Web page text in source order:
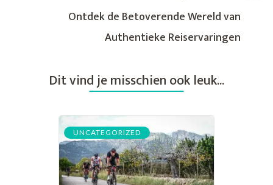
Ontdek de Betoverende Wereld van
Authentieke Reiservaringen
Dit vind je misschien ook leuk...
UNCATEGORIZED